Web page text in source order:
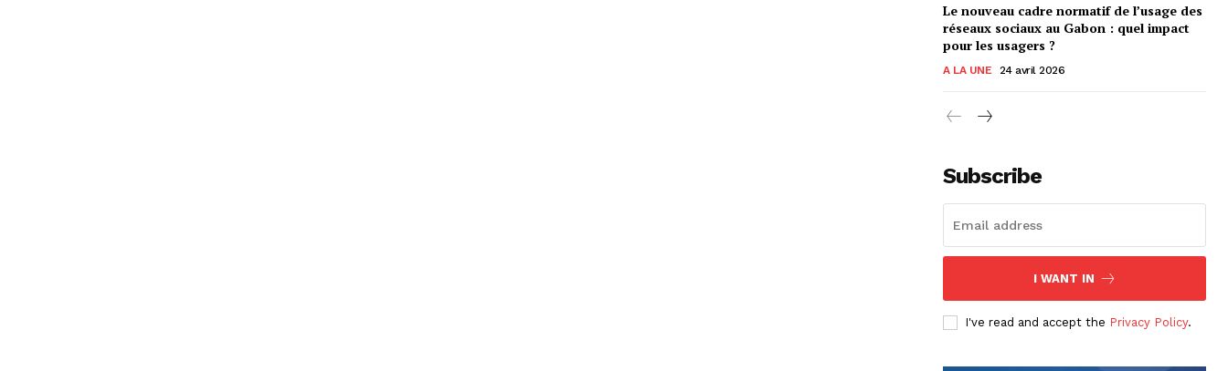
Le nouveau cadre normatif de l’usage des
réseaux sociaux au Gabon : quel impact
pour les usagers ?
A LA UNE 24 avril 2026
Subscribe
I WANT IN
I've read and accept the Privacy Policy.